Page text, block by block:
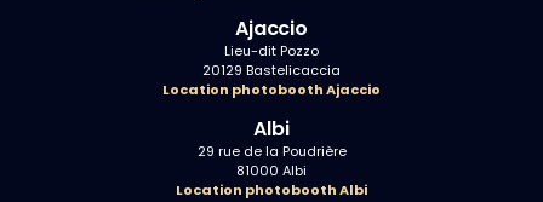
Ajaccio
Lieu-dit Pozzo
20129 Bastelicaccia
Location photobooth Ajaccio
Albi
29 rue de la Poudrière
81000 Albi
Location photobooth Albi